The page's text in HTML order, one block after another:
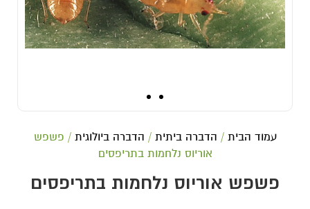
עמוד הבית / הדברה ביתית / הדברה ביולוגית / פשפש
אוריוס נלחמות בתריפסים
פשפש אוריוס נלחמות בתריפסים